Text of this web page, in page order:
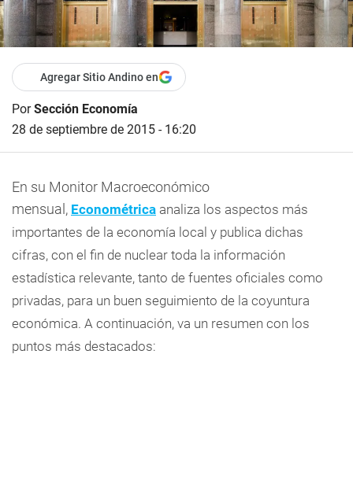
Agregar Sitio Andino en
PorSección Economía
28 de septiembre de 2015 - 16:20
En su Monitor Macroeconómico
mensual, Econométrica analiza los aspectos más
importantes de la economía local y publica dichas
cifras, con el fin de nuclear toda la información
estadística relevante, tanto de fuentes oficiales como
privadas, para un buen seguimiento de la coyuntura
económica. A continuación, va un resumen con los
puntos más destacados: